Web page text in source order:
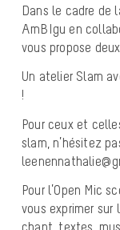
Dans le cadre de
AmBIgu en
vous propose
Un atelier Slam
!
Pour ceux et
slam, n’hésitez
Pour l’Open Mic
vous exprimer